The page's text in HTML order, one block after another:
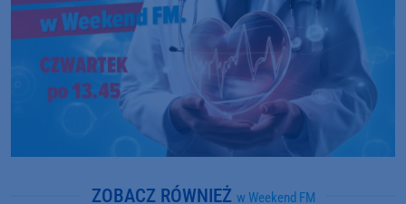
ZOBACZ RÓWNIEŻ w Weekend FM